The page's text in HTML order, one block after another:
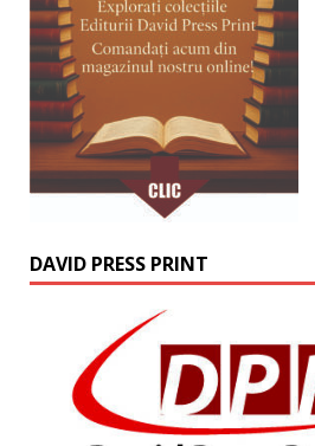
DAVID PRESS PRINT